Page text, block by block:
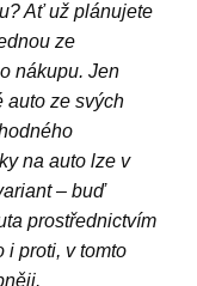
Ať už plánujete
ze
nákupu. Jen
auto ze svých
na auto lze v
– buď
prostřednictvím
i proti, v tomto